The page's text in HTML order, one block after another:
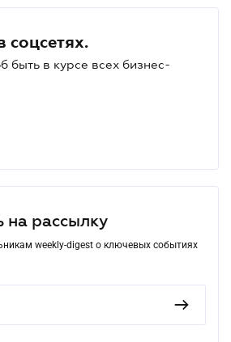
соцсетях.
быть в курсе всех бизнес-
на рассылку
weekly-digest о ключевых событиях